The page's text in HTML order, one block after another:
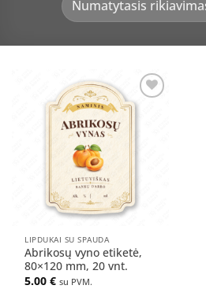
Pridėti
LIPDUKAI SU SPAUDA
Abrikosų vyno etiketė,
80×120 mm, 20 vnt.
5.00€ su PVM.